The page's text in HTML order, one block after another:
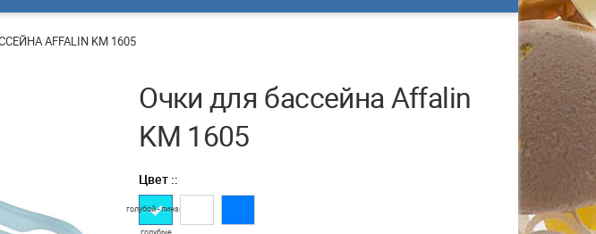
AFFALIN KM 1605
Очки для бассейна Affalin
KM 1605
Цвет ::
голубой - линзы